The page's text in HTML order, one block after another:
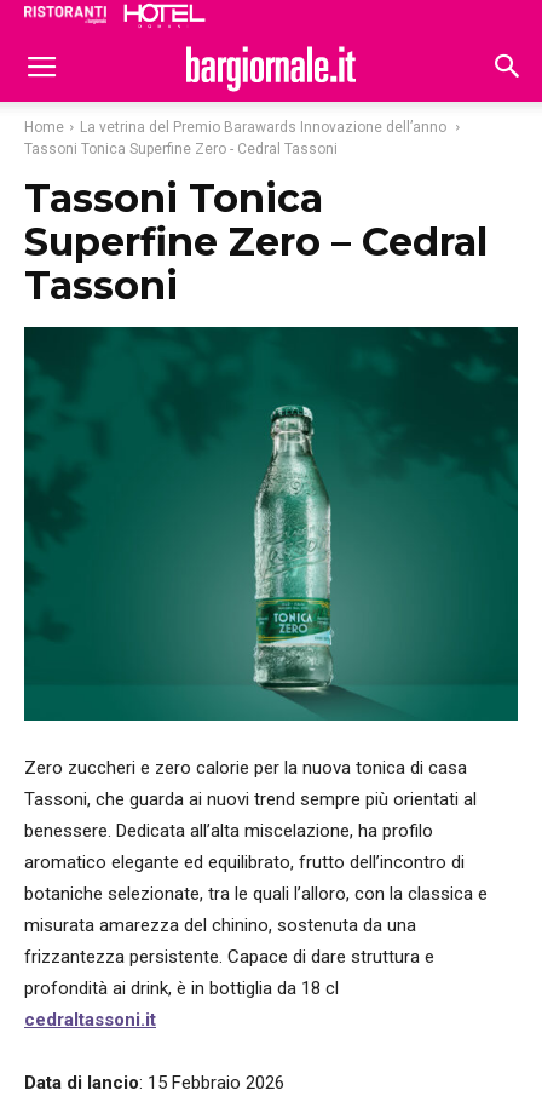
Home
La vetrina del Premio Barawards Innovazione dell’anno
Tassoni Tonica Superfine Zero - Cedral Tassoni
Tassoni Tonica
Superfine Zero – Cedral
Tassoni
Zero zuccheri e zero calorie per la nuova tonica di casa
Tassoni, che guarda ai nuovi trend sempre più orientati al
benessere. Dedicata all’alta miscelazione, ha profilo
aromatico elegante ed equilibrato, frutto dell’incontro di
botaniche selezionate, tra le quali l’alloro, con la classica e
misurata amarezza del chinino, sostenuta da una
frizzantezza persistente. Capace di dare struttura e
profondità ai drink, è in bottiglia da 18 cl
cedraltassoni.it
Data di lancio: 15 Febbraio 2026